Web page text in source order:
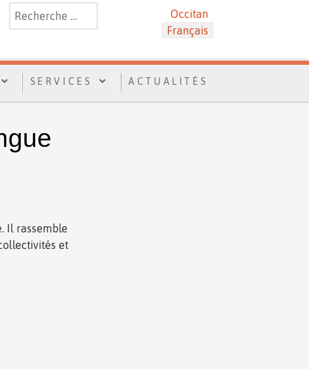
Rechercher Sélectionnez votre langue
Occitan
Français
SERVICES ACTUALITÉS
Il rassemble
et